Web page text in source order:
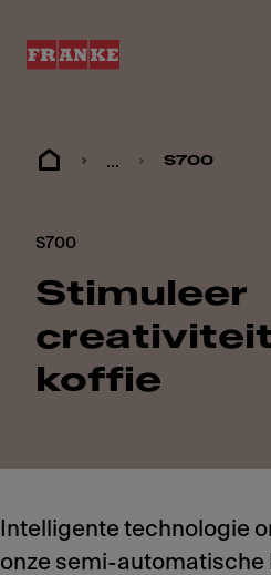
... S700
S700
Stimuleer
koffie
Intelligente technologie
onze semi-automatische